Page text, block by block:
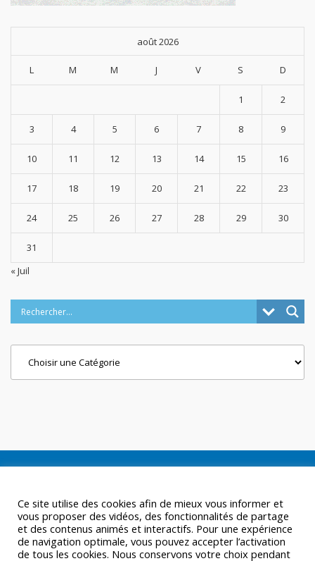
août 2026
L M M J V S D
1 2
3 4 5 6 7 8 9
10 11 12 13 14 15 16
17 18 19 20 21 22 23
24 25 26 27 28 29 30
31
« Juil
Ce site utilise des cookies afin de mieux vous informer et
vous proposer des vidéos, des fonctionnalités de partage
et des contenus animés et interactifs. Pour une expérience
de navigation optimale, vous pouvez accepter l’activation
de tous les cookies. Nous conservons votre choix pendant